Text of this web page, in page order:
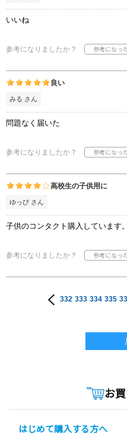
いいね
参考になりましたか？
良い
みる さん
問題なく届いた
参考になりましたか？
高校生の子供用に
ゆっぴ さん
子供のコンタクト購入しています
参考になりましたか？
332 333 334 335
お
はじめて購入する方へ